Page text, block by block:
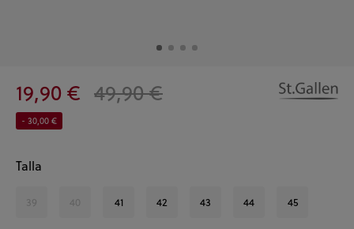
19,90 € 49,90 €
- 30,00 €
Talla
39 40 41 42 43 44 45